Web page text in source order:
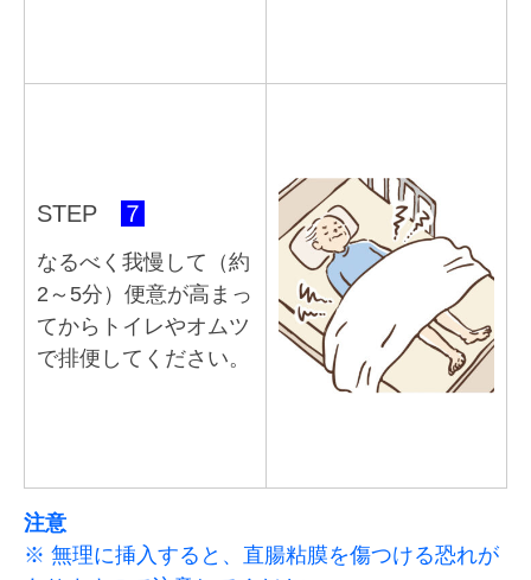
STEP ７
なるべく我慢して（約
2～5分）便意が高まっ
てからトイレやオムツ
で排便してください。
注意
※ 無理に挿入すると、直腸粘膜を傷つける恐れが